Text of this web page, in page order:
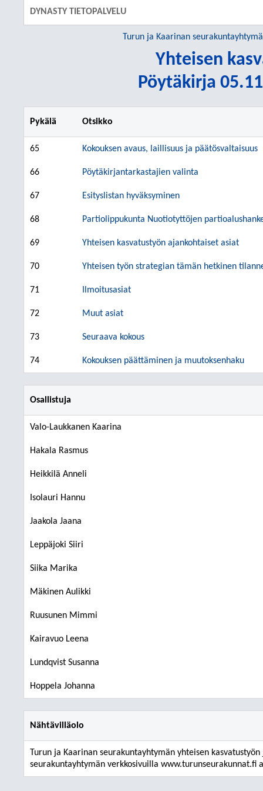
DYNASTY TIETOPALVELU
Turun ja Kaarinan seurakuntayhtymä
Yhteisen
Pöytäkirja
Pykälä Otsikko
65 Kokouksen avaus, laillisuus ja päätösvaltaisuus
66 Pöytäkirjantarkastajien valinta
67 Esityslistan hyväksyminen
68 Partiolippukunta Nuotiotyttöjen
69 Yhteisen kasvatustyön ajankohtaiset asiat
70 Yhteisen työn strategian tämän hetkinen
71 Ilmoitusasiat
72 Muut asiat
73 Seuraava kokous
74 Kokouksen päättäminen ja muutoksenhaku
Osallistuja
Valo-Laukkanen Kaarina
Hakala Rasmus
Heikkilä Anneli
Isolauri Hannu
Jaakola Jaana
Leppäjoki Siiri
Siika Marika
Mäkinen Aulikki
Ruusunen Mimmi
Kairavuo Leena
Lundqvist Susanna
Hoppela Johanna
Nähtävilläolo
Turun ja Kaarinan seurakuntayhtymän yhteisen
seurakuntayhtymän verkkosivuilla www.turunseurakunnat.fi